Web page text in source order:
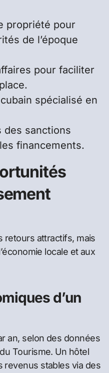
propriété pour
de l’époque
pour faciliter
spécialisé en
des sanctions
financements.
retours attractifs, mais
locale et aux
d’un
an, selon des données
Tourisme. Un hôtel
revenus stables via des